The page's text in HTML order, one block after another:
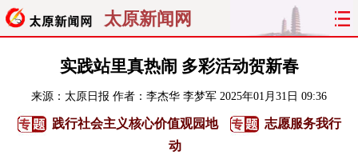
太原新闻网
聚焦 太原
经济 关注 文明 出行
实践站里真热闹 多彩活动贺新春
来源： 太原日报 作者：李杰华 李梦军 2025年01月31日 09:36
践行社会主义核心价值观园地
志愿服务我行
动